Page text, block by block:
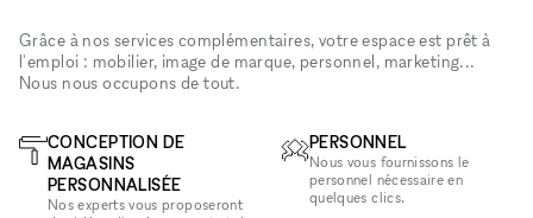
Grâce à nos services complémentaires, votre espace est prêt à
l'emploi : mobilier, image de marque, personnel, marketing...
Nous nous occupons de tout.
CONCEPTION DE
MAGASINS
PERSONNALISÉE
Nos experts vous proposeront
PERSONNEL
Nous vous fournissons le
personnel nécessaire en
quelques clics.